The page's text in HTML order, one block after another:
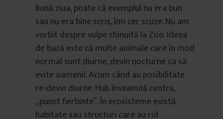
Bună ziua, poate că exemplul nu era bun
sau nu era bine scris, îmi cer scuze. Nu am
vorbit despre vulpe chinuită la Zoo. Ideea
de bază este că multe animale care în mod
normal sunt diurne, devin nocturne ca să
evite oamenii. Acum când au posibilitate
re-devin diurne. Hub înseamnă centru,
„punct fierbinte”. În ecosisteme există
habitate sau structuri care au rol